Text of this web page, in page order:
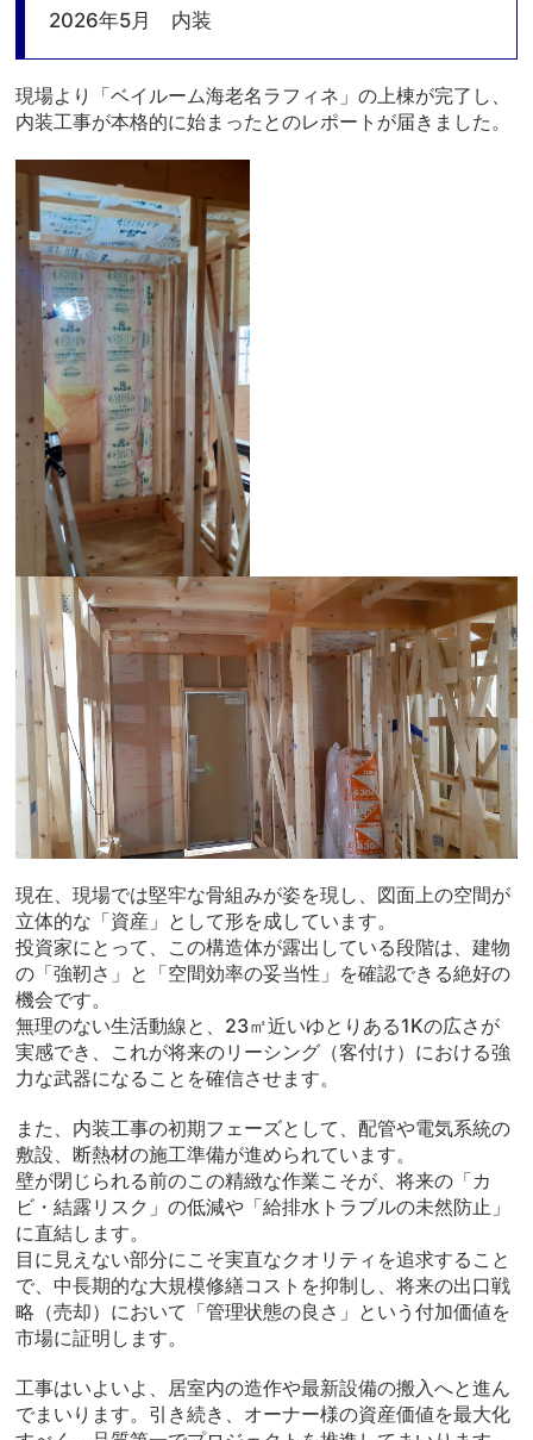
2026年5月 内装
現場より「ベイルーム海老名ラフィネ」の上棟が完了し、
内装工事が本格的に始まったとのレポートが届きました。
現在、現場では堅牢な骨組みが姿を現し、図面上の空間が
立体的な「資産」として形を成しています。
投資家にとって、この構造体が露出している段階は、建物
の「強靭さ」と「空間効率の妥当性」を確認できる絶好の
機会です。
無理のない生活動線と、23㎡近いゆとりある1Kの広さが
実感でき、これが将来のリーシング（客付け）における強
力な武器になることを確信させます。
また、内装工事の初期フェーズとして、配管や電気系統の
敷設、断熱材の施工準備が進められています。
壁が閉じられる前のこの精緻な作業こそが、将来の「カ
ビ・結露リスク」の低減や「給排水トラブルの未然防止」
に直結します。
目に見えない部分にこそ実直なクオリティを追求すること
で、中長期的な大規模修繕コストを抑制し、将来の出口戦
略（売却）において「管理状態の良さ」という付加価値を
市場に証明します。
工事はいよいよ、居室内の造作や最新設備の搬入へと進ん
でまいります。引き続き、オーナー様の資産価値を最大化